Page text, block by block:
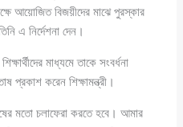
আয়োজিত বিজয়ীদের মাঝে পুরস্কার
এ নির্দেশনা দেন।
মাধ্যমে তাকে সংবর্ধনা
প্রকাশ করেন শিক্ষামন্ত্রী।
মতো চলাফেরা করতে হবে। আমার